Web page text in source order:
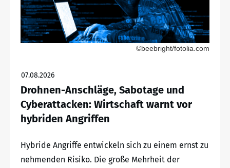
©beebright/fotolia.com
07.08.2026
Drohnen-Anschläge, Sabotage und
Cyberattacken: Wirtschaft warnt vor
hybriden Angriffen
Hybride Angriffe entwickeln sich zu einem ernst zu
nehmenden Risiko. Die große Mehrheit der